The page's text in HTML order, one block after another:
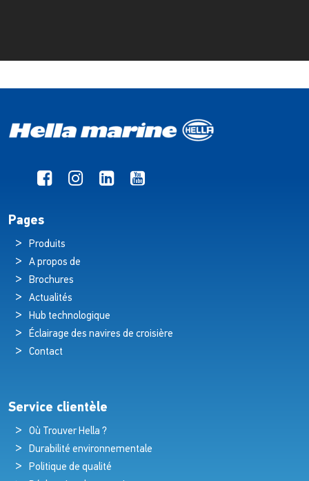
Pages
Produits
A propos de
Brochures
Actualités
Hub technologique
Éclairage des navires de croisière
Contact
Service clientèle
Où Trouver Hella ?
Durabilité environnementale
Politique de qualité